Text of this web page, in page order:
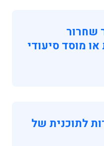
שחרור
מוסד סיעודי
לתוכנית של